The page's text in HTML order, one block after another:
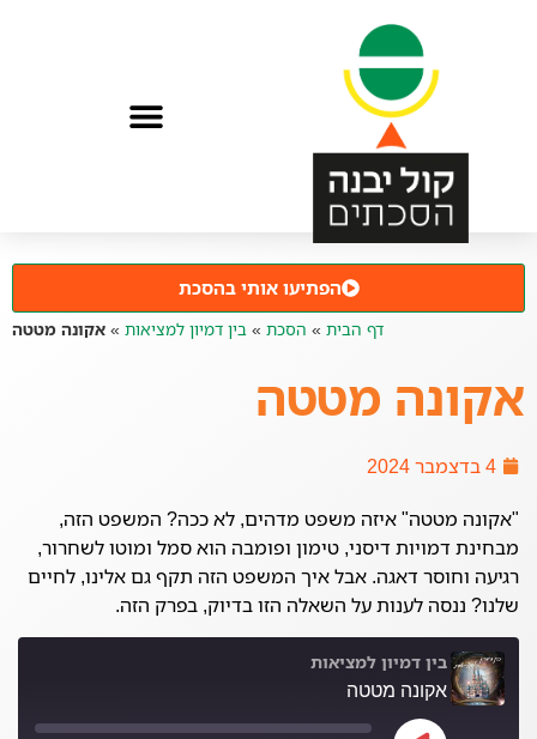
הפתיעו אותי בהסכת
דף הבית » הסכת » בין דמיון למציאות » אקונה מטטה
אקונה מטטה
4 בדצמבר 2024
"אקונה מטטה" איזה משפט מדהים, לא ככה? המשפט הזה,
מבחינת דמויות דיסני, טימון ופומבה הוא סמל ומוטו לשחרור,
רגיעה וחוסר דאגה. אבל איך המשפט הזה תקף גם אלינו, לחיים
שלנו? ננסה לענות על השאלה הזו בדיוק, בפרק הזה.
בין דמיון למציאות
אקונה מטטה